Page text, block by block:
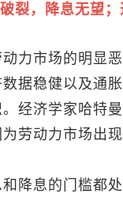
裂，降息无望
力市场的明显
据稳健以及通
经济学家哈特
劳动力市场出
降息的门槛都